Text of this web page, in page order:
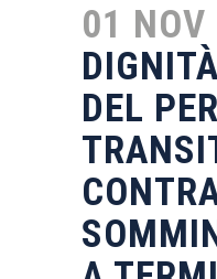
01 NOV
DEL